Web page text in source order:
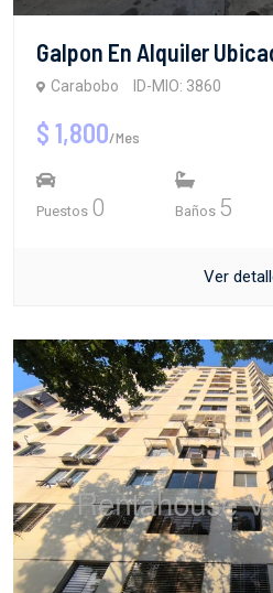
Galpon En Alquiler
Carabobo ID-MIO: 3860
$ 1,800/Mes
Puestos 0 Baños 5
Ver